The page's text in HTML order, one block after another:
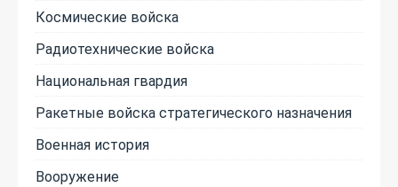
Космические войска
Радиотехнические войска
Национальная гвардия
Ракетные войска стратегического назначения
Военная история
Вооружение